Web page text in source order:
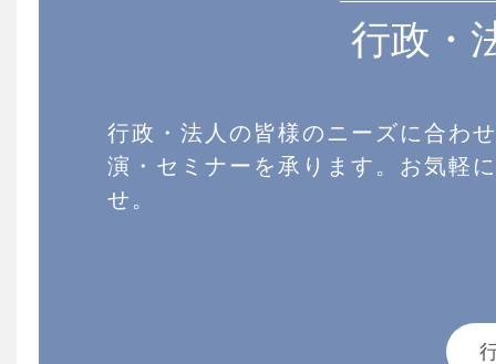
行政・
行政・法人の皆様のニーズに合わ
演・セミナーを承ります。お気軽
せ。